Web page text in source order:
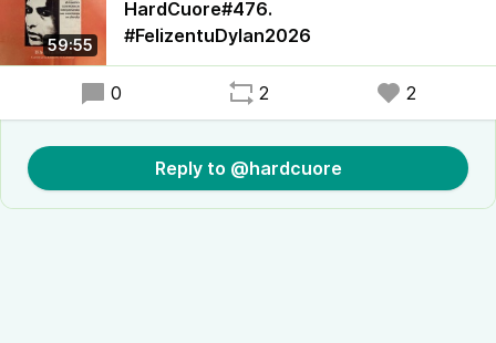
59:55
HardCuore#476.
#FelizentuDylan2026
0 2 2
Reply to @hardcuore